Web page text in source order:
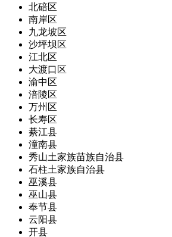
北碚区
南岸区
九龙坡区
沙坪坝区
江北区
大渡口区
渝中区
涪陵区
万州区
长寿区
綦江县
潼南县
秀山土家族苗族自治县
石柱土家族自治县
巫溪县
巫山县
奉节县
云阳县
开县